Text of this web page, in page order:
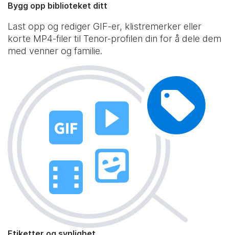
Bygg opp biblioteket ditt
Last opp og rediger GIF-er, klistremerker eller
korte MP4-filer til Tenor-profilen din for å dele dem
med venner og familie.